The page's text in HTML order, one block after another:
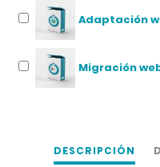
Adaptación
Migración
DESCRIPCIÓN